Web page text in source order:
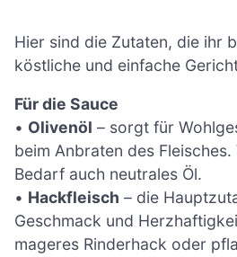
Hier sind die Zutaten, die ihr
köstliche und einfache
Für die Sauce
• Olivenöl – sorgt für
beim Anbraten des
Bedarf auch neutrales Öl.
• Hackfleisch – die
Geschmack und
mageres Rinderhack oder